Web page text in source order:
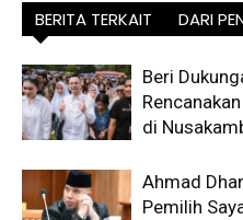
BERITA TERKAIT DARI
Beri
di
Ahmad
Pemilih